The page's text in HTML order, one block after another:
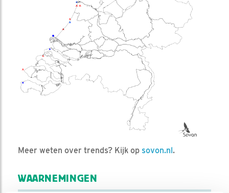
Meer weten over trends? Kijk op sovon.nl.
WAARNEMINGEN